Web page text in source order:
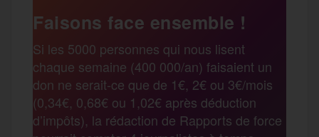
b
o
t
e
l
s
a
g
r
t
a
Faisons face ensemble !
Si les 5000 personnes qui nous lisent
chaque semaine (400 000/an) faisaient un
don ne serait-ce que de 1€, 2€ ou 3€/mois
(0,34€, 0,68€ ou 1,02€ après déduction
d’impôts), la rédaction de Rapports de force